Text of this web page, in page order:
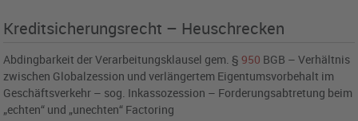
Kreditsicherungsrecht – Heuschrecken
Abdingbarkeit der Verarbeitungsklausel gem. §950 BGB – Verhältnis
zwischen Globalzession und verlängertem Eigentumsvorbehalt im
Geschäftsverkehr – sog. Inkassozession – Forderungsabtretung beim
„echten“ und „unechten“ Factoring